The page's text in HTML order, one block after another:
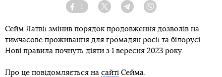
Facebook
1
Twitter TelegramViber
Сейм Латвії змінив порядок продовження дозволів на
тимчасове проживання для громадян росії та білорусі.
Нові правила почнуть діяти з 1 вересня 2023 року.
Про це повідомляється на сайті Сейма.